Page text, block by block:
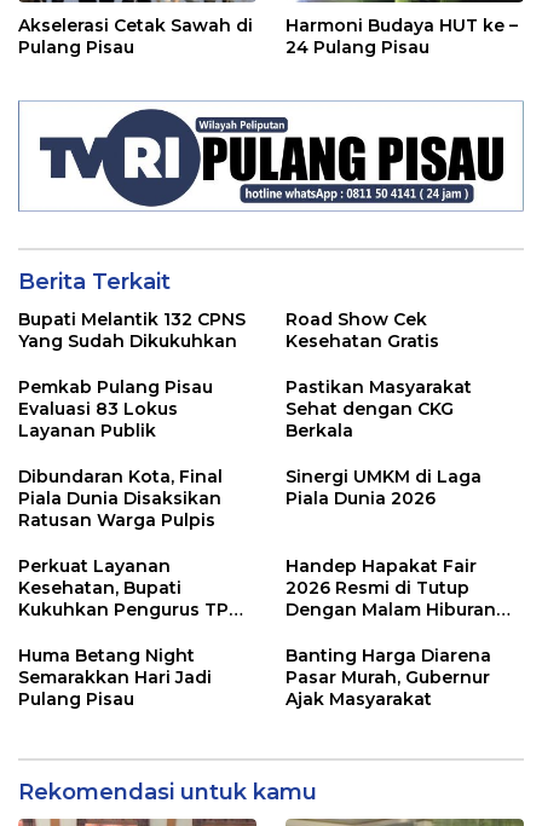
Akselerasi Cetak Sawah di
Pulang Pisau
Harmoni Budaya HUT ke –
24 Pulang Pisau
Berita Terkait
Bupati Melantik 132 CPNS
Yang Sudah Dikukuhkan
Road Show Cek
Kesehatan Gratis
Pemkab Pulang Pisau
Evaluasi 83 Lokus
Layanan Publik
Pastikan Masyarakat
Sehat dengan CKG
Berkala
Dibundaran Kota, Final
Piala Dunia Disaksikan
Ratusan Warga Pulpis
Sinergi UMKM di Laga
Piala Dunia 2026
Perkuat Layanan
Kesehatan, Bupati
Kukuhkan Pengurus TP
Handep Hapakat Fair
2026 Resmi di Tutup
Dengan Malam Hiburan
Huma Betang Night
Semarakkan Hari Jadi
Pulang Pisau
Banting Harga Diarena
Pasar Murah, Gubernur
Ajak Masyarakat
Rekomendasi untuk kamu